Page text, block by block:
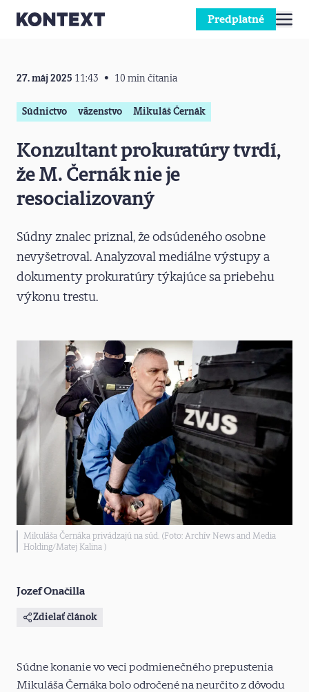
Predplatné
27. máj 2025 11:43 10 min čítania
Súdnictvo väzenstvo Mikuláš Černák
Konzultant prokuratúry tvrdí,
že M. Černák nie je
resocializovaný
Súdny znalec priznal, že odsúdeného osobne
nevyšetroval. Analyzoval mediálne výstupy a
dokumenty prokuratúry týkajúce sa priebehu
výkonu trestu.
Mikuláša Černáka privádzajú na súd. (Foto: Archív News and Media
Holding/Matej Kalina )
Jozef Onačilla
Zdielať článok
Súdne konanie vo veci podmienečného prepustenia
Mikuláša Černáka bolo odročené na neurčito z dôvodu